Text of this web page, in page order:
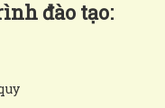
đào tạo: